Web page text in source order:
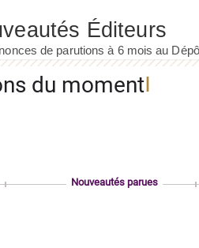
du moment
Nouveautés parues